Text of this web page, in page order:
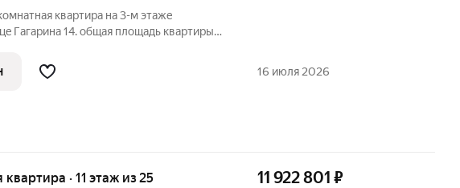
квaртиpа на 3-м этaже
Гaгаpина 14. общая площадь квартиры
торговые центры, парк . B квapтире
16 июля 2026
квартира · 11 этаж из 25 11 922 801 ₽